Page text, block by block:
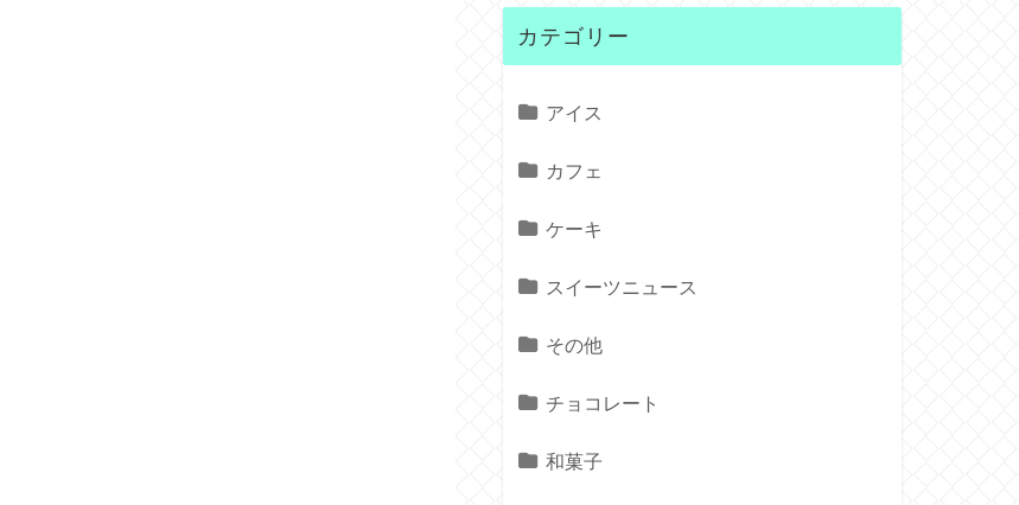
カテゴリー
アイス
カフェ
ケーキ
スイーツニュース
その他
チョコレート
和菓子